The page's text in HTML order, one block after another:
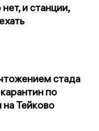
и станции,
стада
по
Тейково